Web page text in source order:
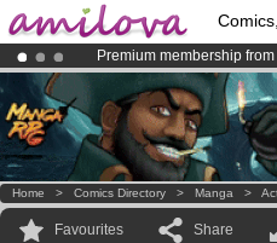
Premium membership from
AmilovaKickstarter is now
Already 100000 members
Home > Comics Directory > Manga >
Favourites Share